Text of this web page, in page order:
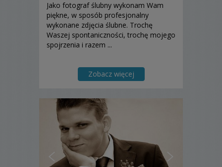
Jako fotograf ślubny wykonam Wam
piękne, w sposób profesjonalny
wykonane zdjęcia ślubne. Trochę
Waszej spontaniczności, trochę mojego
spojrzenia i razem ...
Zobacz więcej